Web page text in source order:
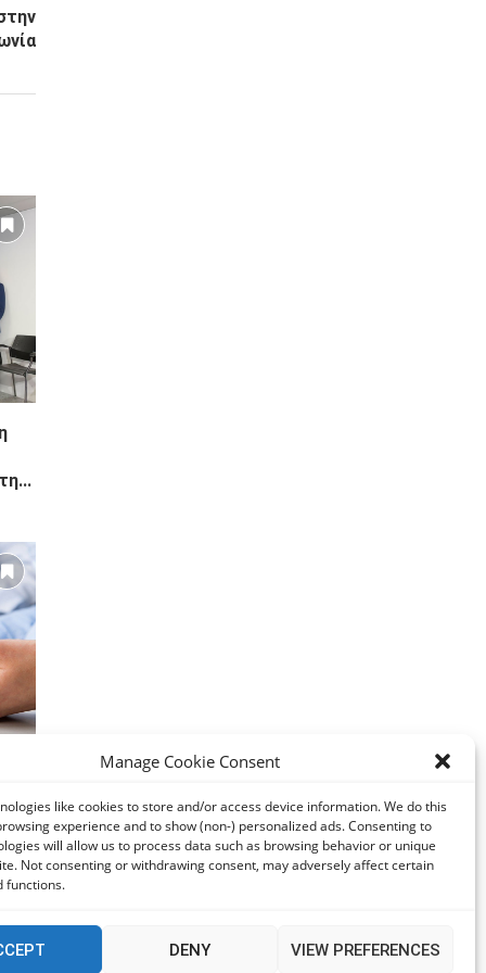
Manage Cookie Consent
like cookies to store and/or access device information. We do this
experience and to show (non-) personalized ads. Consenting to
will allow us to process data such as browsing behavior or unique
Not consenting or withdrawing consent, may adversely affect certain
functions.
DENY VIEW PREFERENCES